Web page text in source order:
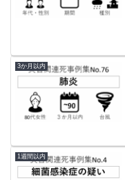
3か月以内
1週間以内